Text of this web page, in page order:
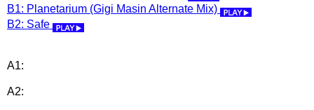
B1: Planetarium (Gigi Masin Alternate Mix)
B2: Safe
A1:
A2: